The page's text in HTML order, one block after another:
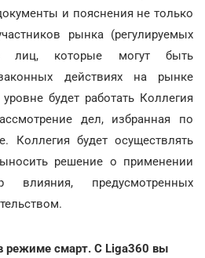
и пояснения не только
рынка (регулируемых
которые могут быть
действиях на рынке
будет работать Коллегия
дел, избранная по
Коллегия будет осуществлять
решение о применении
предусмотренных
режиме смарт. С Liga360 вы